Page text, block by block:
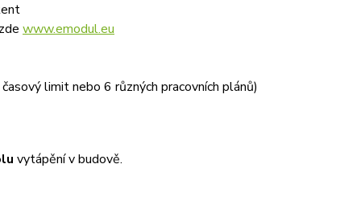
www.emodul.eu
limit nebo 6 různých pracovních plánů)
vytápění v budově.